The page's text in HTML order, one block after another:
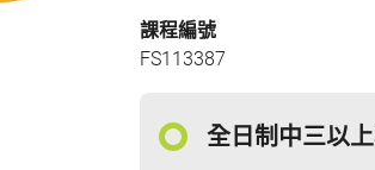
課程編號
FS113387
全日制中三以